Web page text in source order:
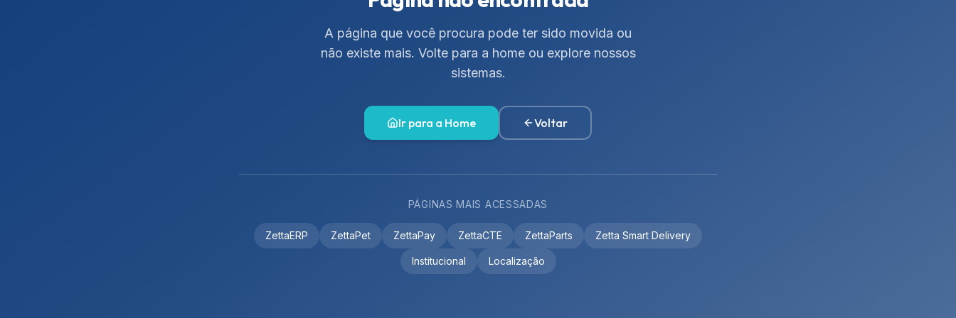
A página que você procura pode ter sido movida ou
não existe mais. Volte para a home ou explore nossos
sistemas.
Ir para a Home Voltar
PÁGINAS MAIS ACESSADAS
ZettaERP ZettaPet ZettaPay ZettaCTE ZettaParts Zetta Smart Delivery
Institucional Localização